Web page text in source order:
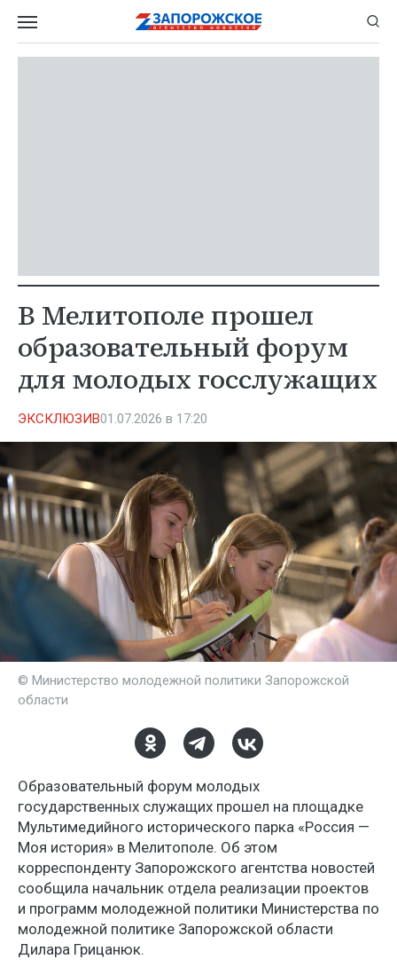
В Мелитополе прошел
образовательный форум
для молодых госслужащих
ЭКСКЛЮЗИВ01.07.2026 в 17:20
© Министерство молодежной политики Запорожской
области
Образовательный форум молодых
государственных служащих прошел на площадке
Мультимедийного исторического парка «Россия —
Моя история» в Мелитополе. Об этом
корреспонденту Запорожского агентства новостей
сообщила начальник отдела реализации проектов
и программ молодежной политики Министерства по
молодежной политике Запорожской области
Дилара Грицанюк.